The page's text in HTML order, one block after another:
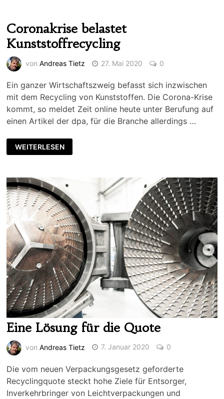
Coronakrise belastet
Kunststoffrecycling
von Andreas Tietz 27. Mai 2020 0
Ein ganzer Wirtschaftszweig befasst sich inzwischen
mit dem Recycling von Kunststoffen. Die Corona-Krise
kommt, so meldet Zeit online heute unter Berufung auf
einen Artikel der dpa, für die Branche allerdings …
WEITERLESEN
Eine Lösung für die Quote
von Andreas Tietz 7. Januar 2020 0
Die vom neuen Verpackungsgesetz geforderte
Recyclingquote steckt hohe Ziele für Entsorger,
Inverkehrbringer von Leichtverpackungen und